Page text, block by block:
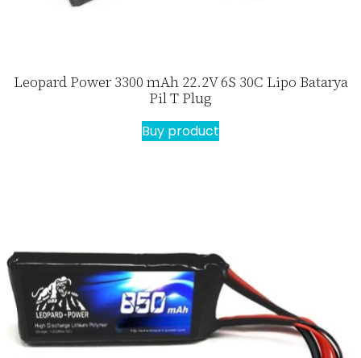
Leopard Power 3300 mAh 22.2V 6S 30C Lipo Batarya
Pil T Plug
Buy product